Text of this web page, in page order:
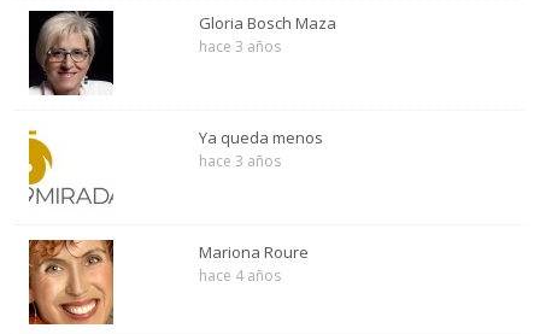
Gloria Bosch Maza
hace 3 años
Ya queda menos
hace 3 años
Mariona Roure
hace 4 años